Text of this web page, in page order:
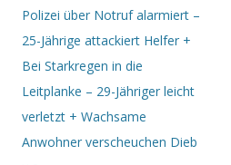
Polizei über Notruf alarmiert –
25-Jährige attackiert Helfer +
Bei Starkregen in die
Leitplanke – 29-Jähriger leicht
verletzt + Wachsame
Anwohner verscheuchen Dieb